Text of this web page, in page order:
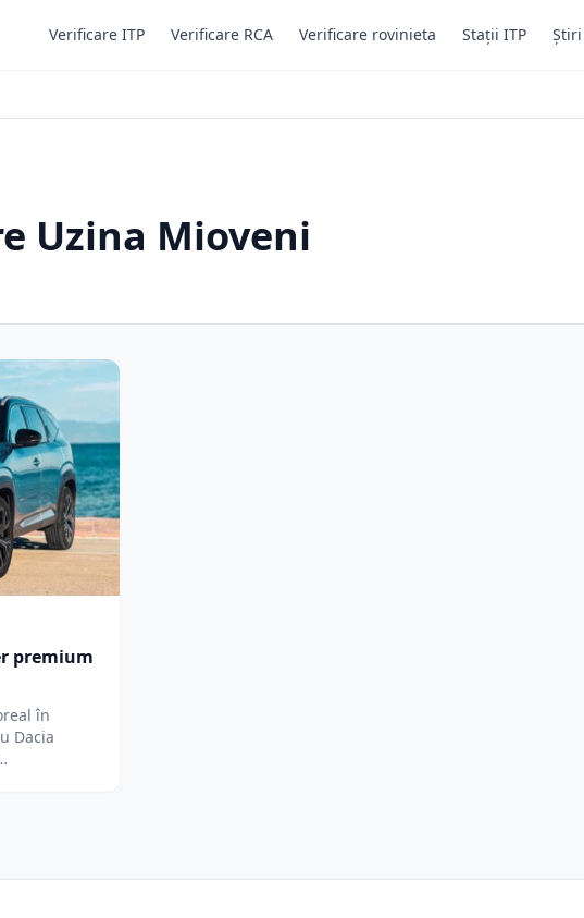
Verificare ITP Verificare RCA Verificare rovinieta Stații ITP
Uzina Mioveni
premium
în
Dacia